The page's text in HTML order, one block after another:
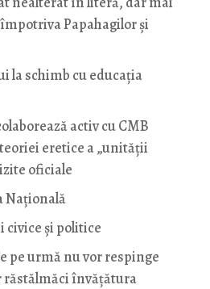
Papahagilor și
la schimb cu educaţia
activ cu CMB
eretice a „unității
oficiale
Naţională
și politice
pe urmă nu vor respinge
răstălmăci învățătura